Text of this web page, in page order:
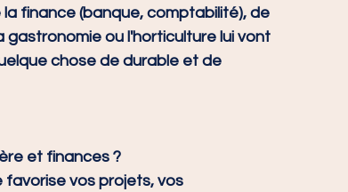
finance (banque, comptabilité), de
gastronomie ou l'horticulture lui vont
chose de durable et de
et finances ?
favorise vos projets, vos